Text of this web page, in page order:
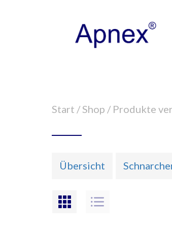
Start /Shop / Produkte
Übersicht